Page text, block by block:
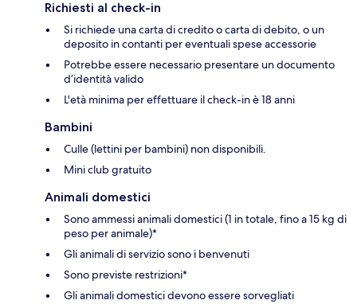
Richiesti al check-in
Si richiede una carta di credito o carta di debito, o un
deposito in contanti per eventuali spese accessorie
Potrebbe essere necessario presentare un documento
d’identità valido
L'età minima per effettuare il check-in è 18 anni
Bambini
Culle (lettini per bambini) non disponibili.
Mini club gratuito
Animali domestici
Sono ammessi animali domestici (1 in totale, fino a 15 kg di
peso per animale)*
Gli animali di servizio sono i benvenuti
Sono previste restrizioni*
Gli animali domestici devono essere sorvegliati